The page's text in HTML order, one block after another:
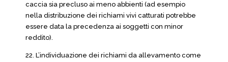
caccia sia precluso ai meno abbienti (ad esempio
nella distribuzione dei richiami vivi catturati potrebbe
essere data la precedenza ai soggetti con minor
reddito).
22. L’individuazione dei richiami da allevamento come